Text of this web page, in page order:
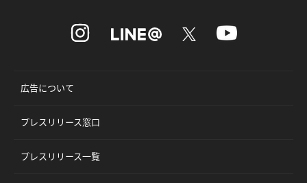
広告について
プレスリリース窓口
プレスリリース一覧